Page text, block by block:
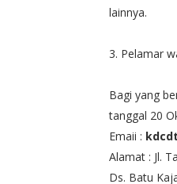
lainnya.
3. Pelamar
Bagi yang
tanggal 20
Emaii :
Alamat : Jl.
Ds. Batu